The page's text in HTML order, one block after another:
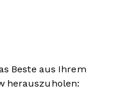
Beste aus Ihrem
herauszuholen: